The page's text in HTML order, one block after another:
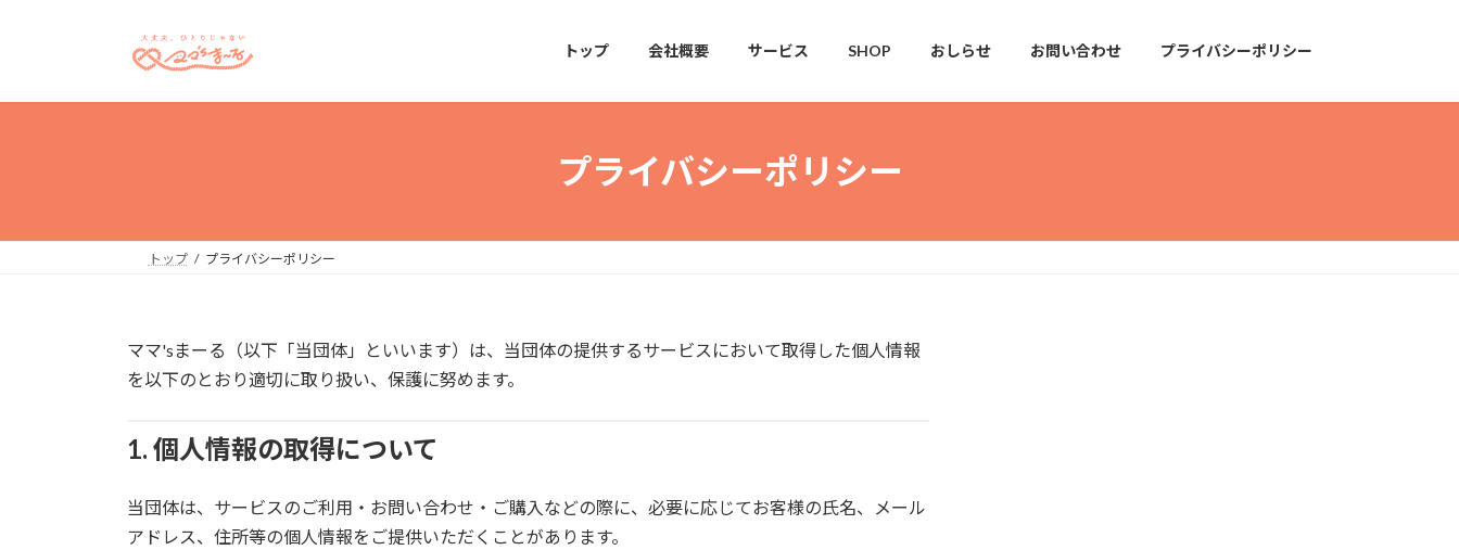
プ
動
トップ 会社概要 サービス SHOP おしらせ お問い合わせ プライバシーポリシー
プライバシーポリシー
トップ プライバシーポリシー
ママ'sまーる（以下「当団体」といいます）は、当団体の提供するサービスにおいて取得した個人情報
を以下のとおり適切に取り扱い、保護に努めます。
1. 個人情報の取得について
当団体は、サービスのご利用・お問い合わせ・ご購入などの際に、必要に応じてお客様の氏名、メール
アドレス、住所等の個人情報をご提供いただくことがあります。